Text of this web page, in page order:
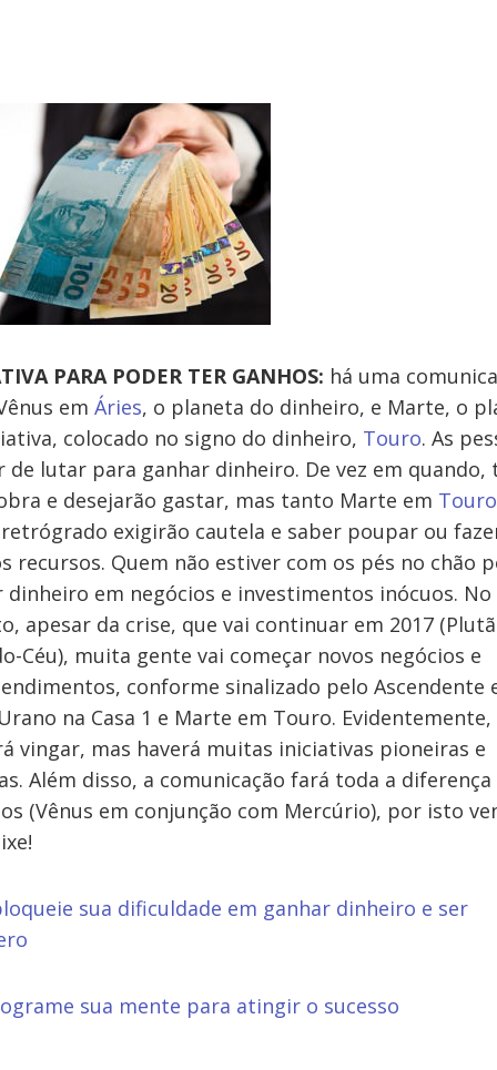
PARA PODER TER GANHOS: há uma
em Áries, o planeta do dinheiro, e Marte, o
colocado no signo do dinheiro, Touro. As
de lutar para ganhar dinheiro. De vez em quando,
e desejarão gastar, mas tanto Marte em Touro
exigirão cautela e saber poupar ou
recursos. Quem não estiver com os pés no chão
dinheiro em negócios e investimentos inócuos. No
apesar da crise, que vai continuar em 2017
Céu), muita gente vai começar novos negócios e
conforme sinalizado pelo Ascendente
na Casa 1 e Marte em Touro.
vingar, mas haverá muitas iniciativas pioneiras e
Além disso, a comunicação fará toda a diferença
(Vênus em conjunção com Mercúrio), por isto
sua dificuldade em ganhar dinheiro e ser
sua mente para atingir o sucesso